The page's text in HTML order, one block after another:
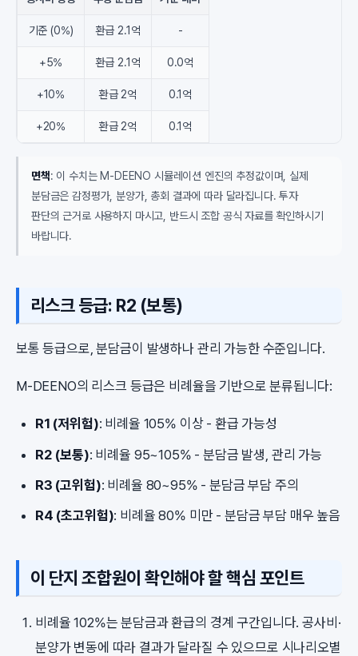
기준 (0%) 환급 2.1억 -
+5% 환급 2.1억 0.0억
+10% 환급 2억 0.1억
+20% 환급 2억 0.1억
면책: 이 수치는 M-DEENO 시뮬레이션 엔진의 추정값이며, 실제
분담금은 감정평가, 분양가, 총회 결과에 따라 달라집니다. 투자
판단의 근거로 사용하지 마시고, 반드시 조합 공식 자료를 확인하시기
바랍니다.
리스크 등급: R2 (보통)
보통 등급으로, 분담금이 발생하나 관리 가능한 수준입니다.
M-DEENO의 리스크 등급은 비례율을 기반으로 분류됩니다:
R1 (저위험): 비례율 105% 이상 - 환급 가능성
R2 (보통): 비례율 95~105% - 분담금 발생, 관리 가능
R3 (고위험): 비례율 80~95% - 분담금 부담 주의
R4 (초고위험): 비례율 80% 미만 - 분담금 부담 매우 높음
이 단지 조합원이 확인해야 할 핵심 포인트
비례율 102%는 분담금과 환급의 경계 구간입니다. 공사비·
분양가 변동에 따라 결과가 달라질 수 있으므로 시나리오별